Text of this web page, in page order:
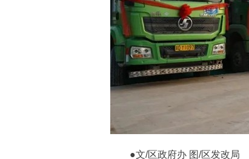
●文/区政府办 图/区发改局